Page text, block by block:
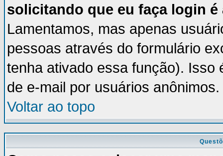
solicitando que eu faça login é
Lamentamos, mas apenas
pessoas através do formulário
tenha ativado essa função). Isso
de e-mail por usuários anônimos.
Voltar ao topo